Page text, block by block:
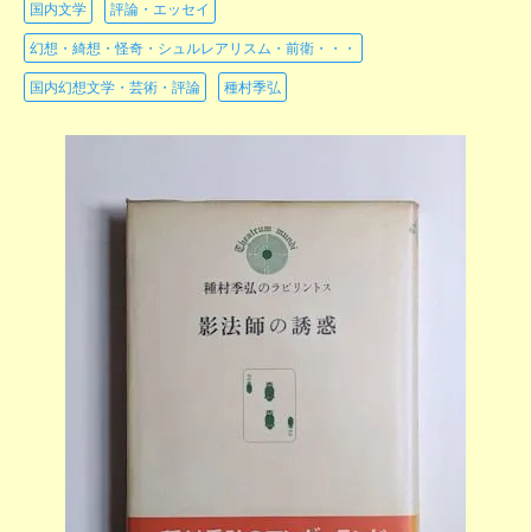
国内文学 評論・エッセイ
幻想・綺想・怪奇・シュルレアリスム・前衛・・・
国内幻想文学・芸術・評論 種村季弘